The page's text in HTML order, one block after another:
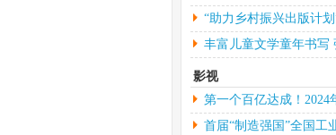
“助力乡村振兴出版计
丰富儿童文学童年书写
影视
第一个百亿达成！2024
首届“制造强国”全国工